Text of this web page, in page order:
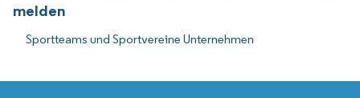
melden
Sportteams und Sportvereine Unternehmen